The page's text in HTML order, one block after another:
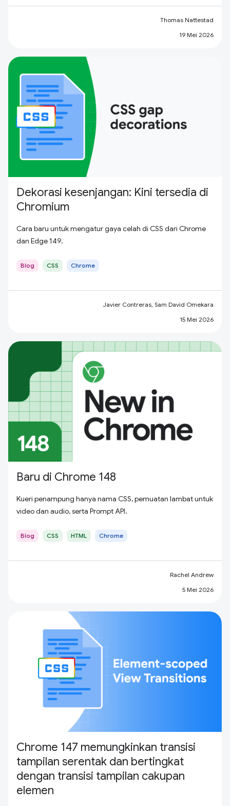
Thomas Nattestad
19 Mei 2026
Dekorasi kesenjangan: Kini tersedia di
Chromium
Cara baru untuk mengatur gaya celah di CSS dari Chrome
dan Edge 149.
Blog CSS Chrome
Javier Contreras, Sam David Omekara
15 Mei 2026
Baru di Chrome 148
Kueri penampung hanya nama CSS, pemuatan lambat untuk
video dan audio, serta Prompt API.
Blog CSS HTML Chrome
Rachel Andrew
5 Mei 2026
Chrome 147 memungkinkan transisi
tampilan serentak dan bertingkat
dengan transisi tampilan cakupan
elemen